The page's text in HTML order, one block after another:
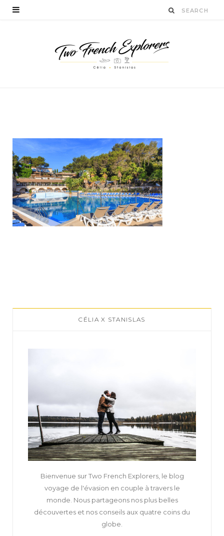
côted’azur
CÉLIA X STANISLAS
Bienvenue sur Two French Explorers, le blog
voyage de l'évasion en couple à travers le
monde. Nous partageons nos plus belles
découvertes et nos conseils aux quatre coins du
globe.